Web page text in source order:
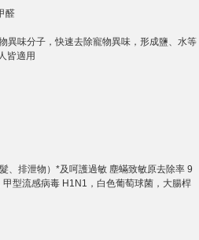
醛
異味分子，快速去除寵物異味，形成鹽、水等
皆適用
、排泄物）*及呵護過敏 塵蟎致敏原去除率 9
型流感病毒 H1N1，白色葡萄球菌，大腸桿